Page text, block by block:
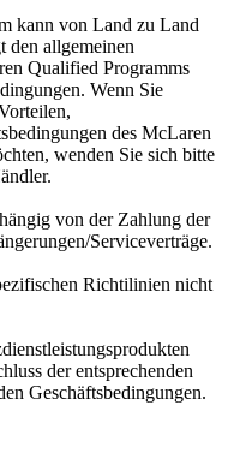
kann von Land zu Land
den allgemeinen
Qualified Programms
Wenn Sie
des McLaren
wenden Sie sich bitte
von der Zahlung der
Serviceverträge.
Richtilinien nicht
der entsprechenden
Geschäftsbedingungen.